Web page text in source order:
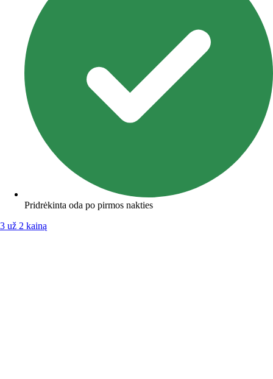
Pridrėkinta oda po pirmos nakties
3 už 2 kainą